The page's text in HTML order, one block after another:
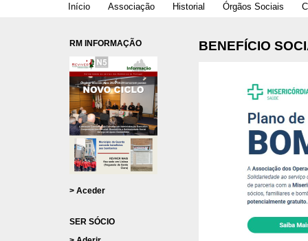
Início Associação Historial Órgãos Sociais
BENEFÍCIO
RM INFORMAÇÃO
> Aceder
SER SÓCIO